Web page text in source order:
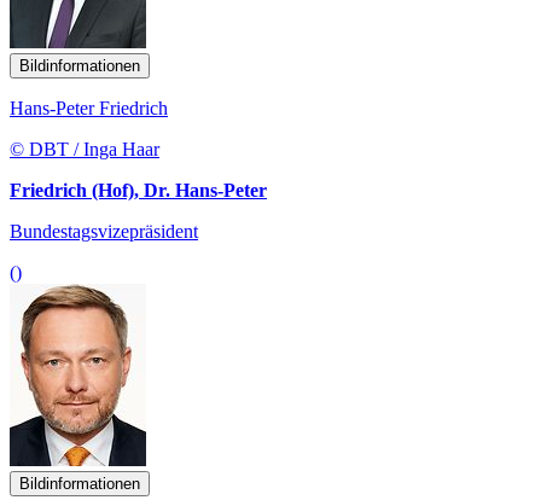
Bildinformationen
Hans-Peter Friedrich
© DBT / Inga Haar
Friedrich (Hof), Dr. Hans-Peter
Bundestagsvizepräsident
()
Bildinformationen